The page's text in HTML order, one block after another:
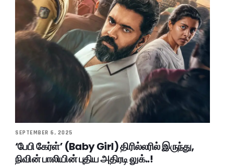
SEPTEMBER 6, 2025
‘பேபி கேர்ள்’ (Baby Girl) திரில்லரில் இருந்து,
நிவின் பாலியின் புதிய அதிரடி லுக்..!